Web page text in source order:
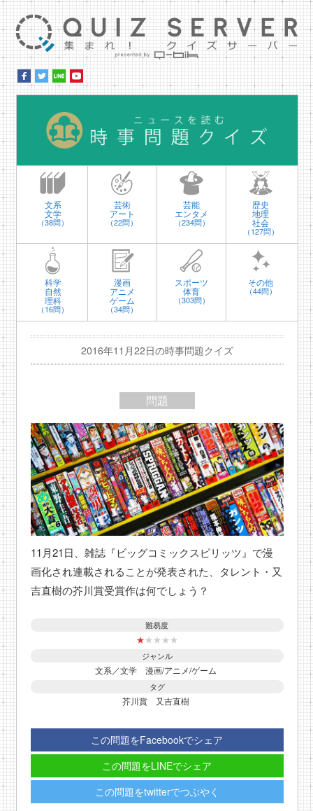
文系
文学
（38問）
芸術
アート
（22問）
芸能
エンタメ
（234問）
歴史
地理
社会
（127問）
科学
自然
理科
（16問）
漫画
アニメ
ゲーム
（34問）
スポーツ
体育
（303問）
その他
（44問）
2016年11月22日の時事問題クイズ
問題
11月21日、雑誌『ビッグコミックスピリッツ』で漫
画化され連載されることが発表された、タレント・又
吉直樹の芥川賞受賞作は何でしょう？
難易度
★★ ★ ★ ★
ジャンル
文系／文学 漫画/アニメ/ゲーム
タグ
芥川賞 又吉直樹
この問題をFacebookでシェア
この問題をLINEでシェア
この問題をtwitterでつぶやく